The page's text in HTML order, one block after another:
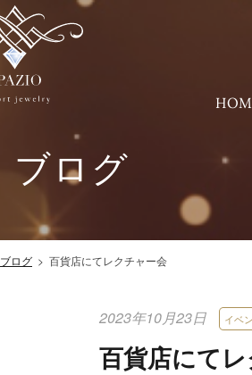
ブログ
ブログ 百貨店にてレクチャー会
2023年10月23日 イベ
百貨店にて